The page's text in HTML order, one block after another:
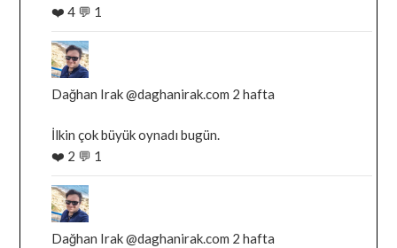
❤️ 4 💬 1
Bluesky'da
Dağhan
Irak
yazilan
gonderiyi
goruntule
Dağhan Irak@daghanirak.com 2 hafta
İlkin çok büyük oynadı bugün.
❤️ 2 💬 1
Bluesky'da
Dağhan
Irak
Dağhan Irak@daghanirak.com 2 hafta